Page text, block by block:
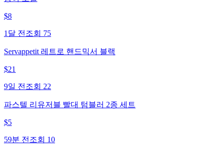
$8
1달 전 조회 75
Servappetit 레트로 핸드믹서 블랙
$21
9일 전 조회 22
파스텔 리유저블 빨대 텀블러 2종 세트
$5
59분 전 조회 10